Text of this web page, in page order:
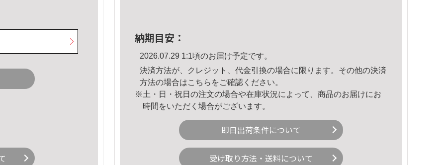
納期目安：
2026.07.29 1:1頃のお届け予定です。
決済方法が、クレジット、代金引換の場合に限ります。その他の決済
方法の場合はこちら をご確認ください。
※土・日・祝日の注文の場合や在庫状況によって、商品のお届けにお
時間をいただく場合がございます。
即日出荷条件について
受け取り方法・送料について